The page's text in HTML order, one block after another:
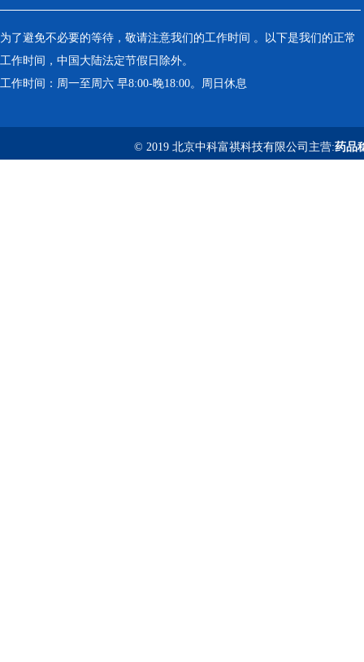
为了避免不必要的等待，敬请注意我们的工作时间 。以下是我们的正常
工作时间，中国大陆法定节假日除外。
工作时间：周一至周六 早8:00-晚18:00。周日休息
© 2019 北京中科富祺科技有限公司主营:药品